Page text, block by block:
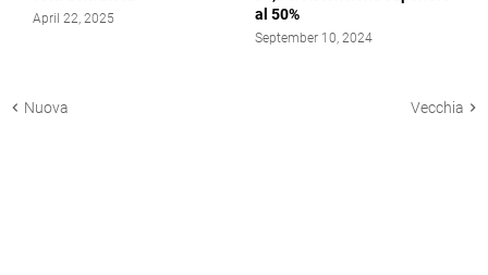
April 22, 2025
al 50%
September 10, 2024
Nuova Vecchia